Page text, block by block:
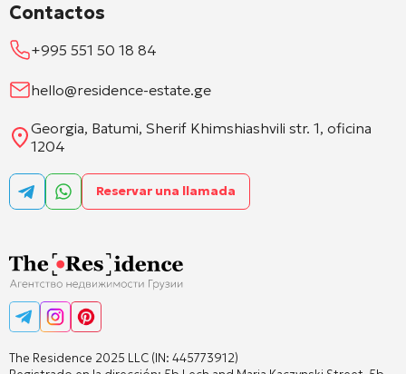
The Residence 2025 LLC (IN: 445773912)
Contactos
+995 551 50 18 84
hello@residence-estate.ge
Georgia, Batumi, Sherif Khimshiashvili str. 1, oficina
1204
Reservar una llamada